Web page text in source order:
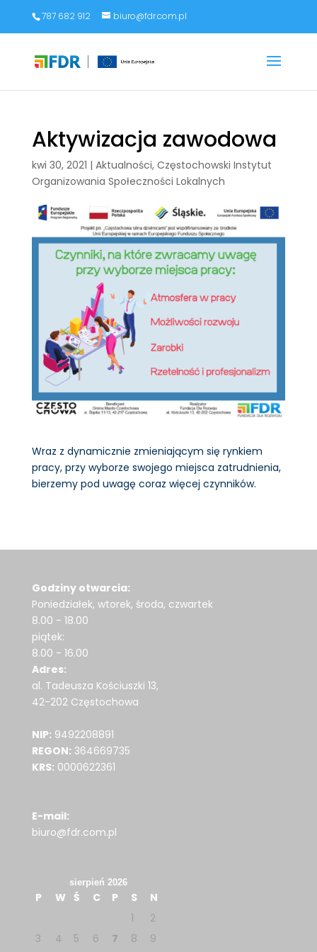
787 682 912 biuro@fdr.com.pl
Aktywizacja zawodowa
kwi 30, 2021 | Aktualności, Częstochowski Instytut
Organizowania Społeczności Lokalnych
Wraz z dynamicznie zmieniającym się rynkiem
pracy, przy wyborze swojego miejsca zatrudnienia,
bierzemy pod uwagę coraz więcej czynników.
Godziny otwarcia:
Poniedziałek, wtorek, środa, czwartek
8.00 - 18.00
piątek:
8.00 - 16.00
Adres:
al. Tadeusza Kościuszki 13,
42-202 Częstochowa
NIP: 9492208891
REGON: 364669735
KRS: 0000622361
E-mail:
biuro@fdr.com.pl
sierpień 2026
P W Ś C P S
N
1
2
3
4 5 6 7 8 9